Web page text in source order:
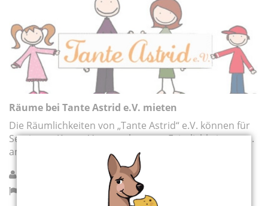
Räume bei Tante Astrid e.V. mieten
Die Räumlichkeiten von „Tante Astrid“ e.V. können für
Seminare, Kurse, Veranstaltungen, Feierlichkeiten, etc.
angemietet werden.